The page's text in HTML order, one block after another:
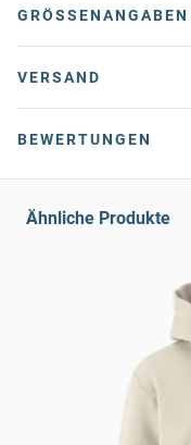
GRÖSSENANGABEN
VERSAND
BEWERTUNGEN
Ähnliche Produkte